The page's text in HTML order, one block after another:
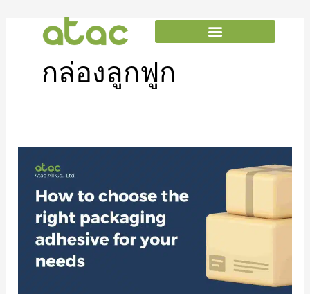
กล่องลูกฟูก
choose
right
packaging